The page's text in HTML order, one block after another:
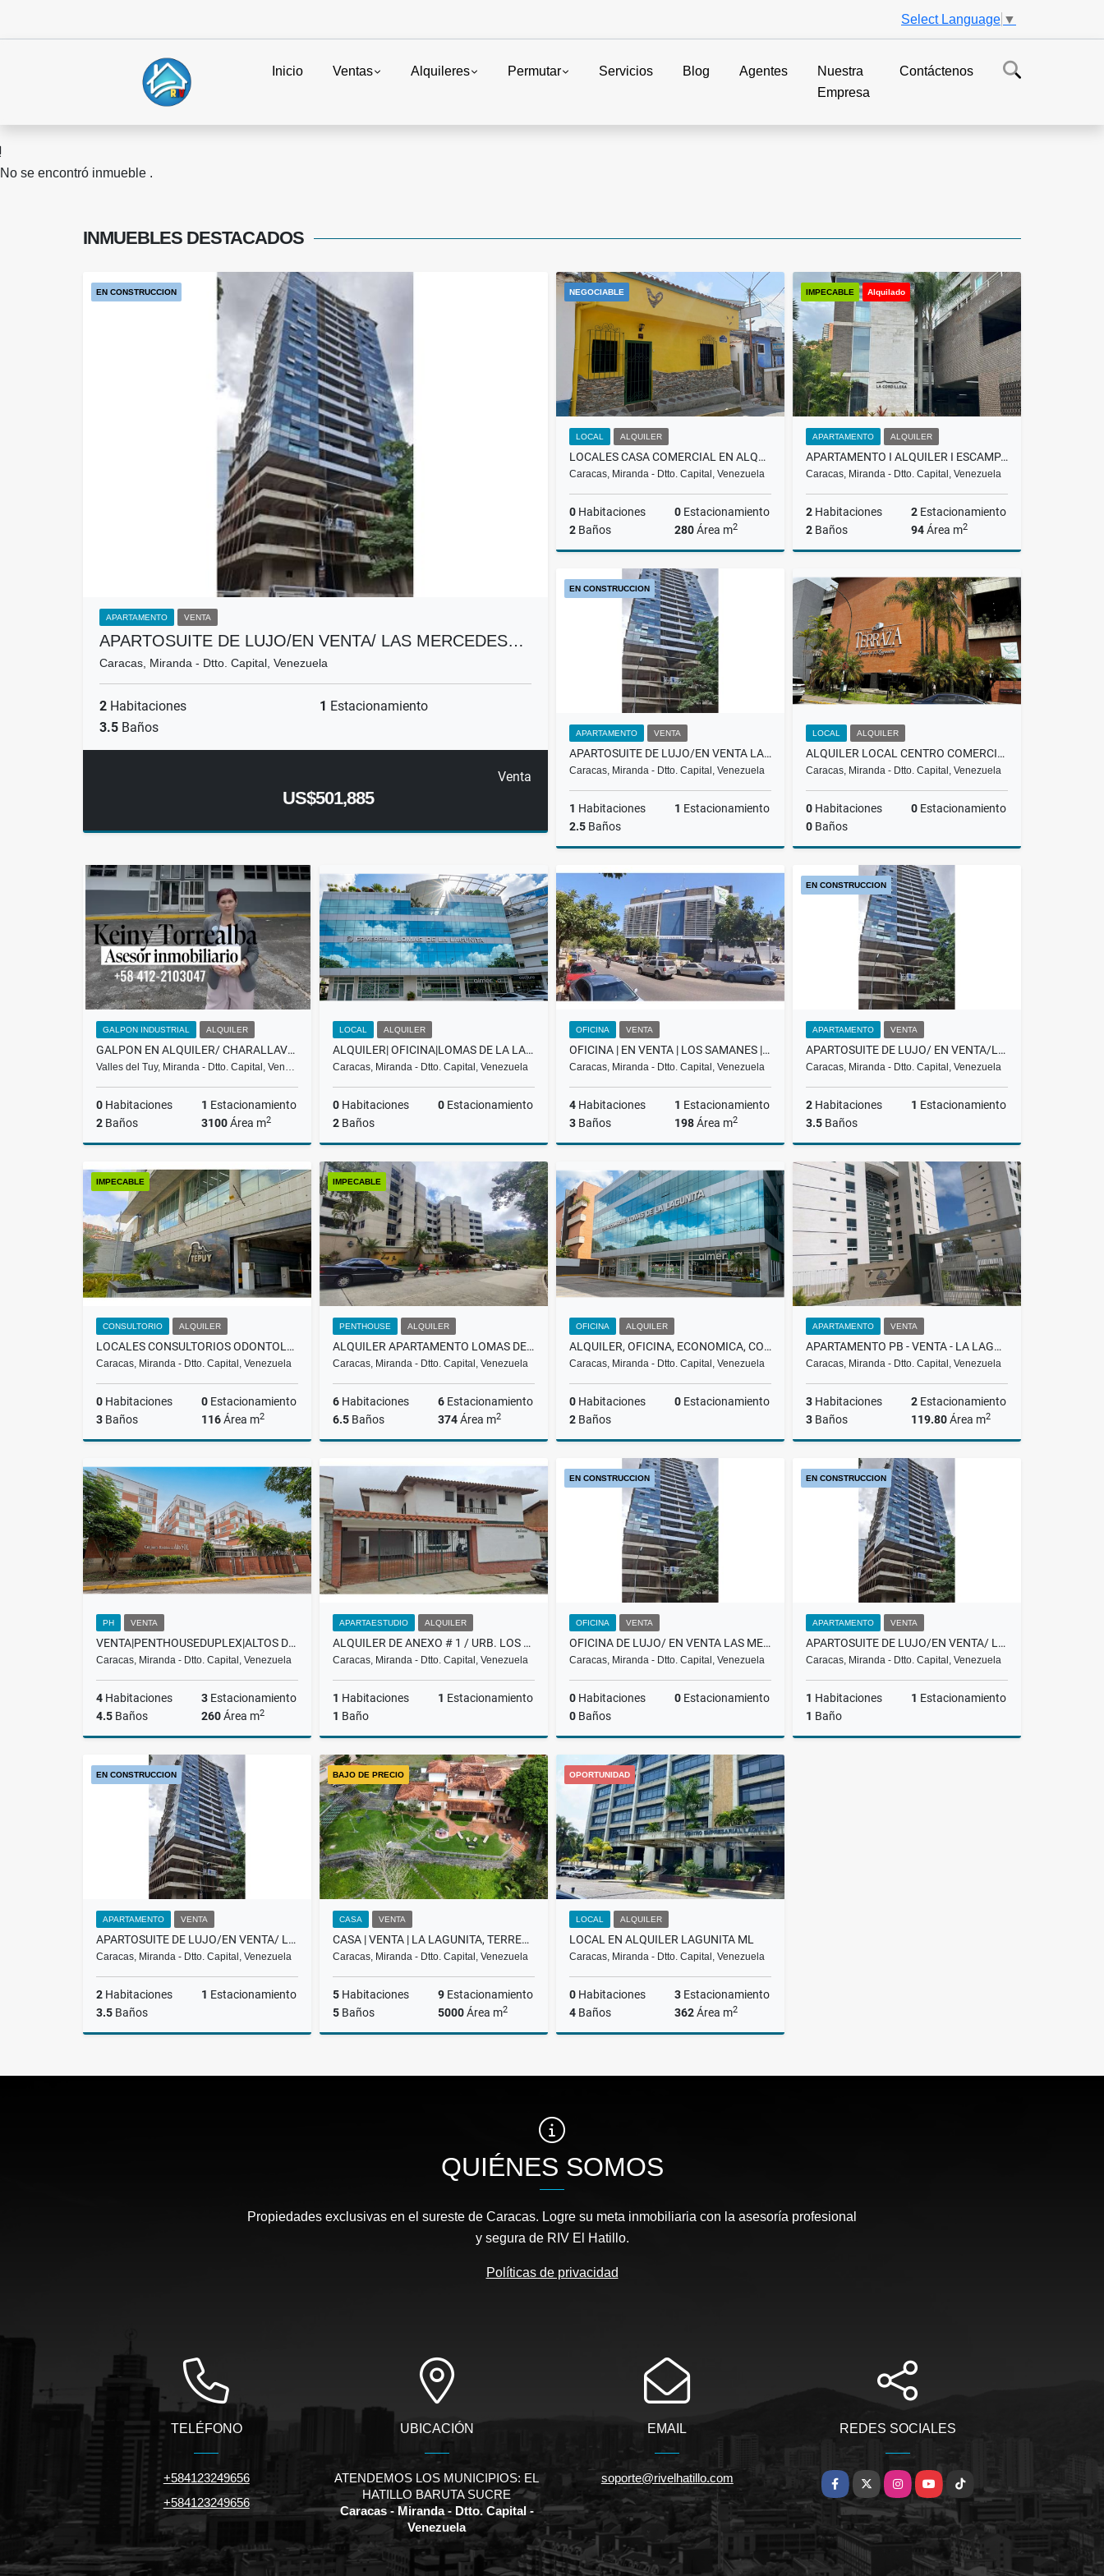
Select Language ▼
Inicio Ventas Alquileres Permutar Servicios Blog Agentes
Nuestra
Empresa
Contáctenos
No se encontró inmueble .
INMUEBLES DESTACADOS
EN CONSTRUCCION
APARTAMENTO VENTA
APARTOSUITE DE LUJO/EN VENTA/ LAS MERCEDES…
Caracas, Miranda - Dtto. Capital, Venezuela
2 Habitaciones 1 Estacionamiento
3.5 Baños
Venta
US$501,885
NEGOCIABLE
LOCAL ALQUILER
LOCALES CASA COMERCIAL EN ALQUILER EN EL HATILLO RH
Caracas, Miranda - Dtto. Capital, Venezuela
0 Habitaciones 0 Estacionamiento
2 Baños 280Área m2
US$1,000
IMPECABLE Alquilado
APARTAMENTO ALQUILER
APARTAMENTO I ALQUILER I ESCAMPADERO I BARUTA I 1.100 I CP
Caracas, Miranda - Dtto. Capital, Venezuela
2 Habitaciones 2 Estacionamiento
2 Baños 94Área m2
Alquiler
US$1,100
EN CONSTRUCCION
APARTAMENTO VENTA
APARTOSUITE DE LUJO/EN VENTA LAS MERCEDES/POMENADE/ T9 / PP
Caracas, Miranda - Dtto. Capital, Venezuela
1 Habitaciones 1 Estacionamiento
2.5 Baños
Venta
US$362,420
LOCAL ALQUILER
ALQUILER LOCAL CENTRO COMERCIAL TERRAZAS , LA LAGUNITA
Caracas, Miranda - Dtto. Capital, Venezuela
0 Habitaciones 0 Estacionamiento
0 Baños
US$350
GALPON INDUSTRIAL ALQUILER
GALPON EN ALQUILER/ CHARALLAVE/MUNICIPIO URDANETA Y CRISTOBAL ROJAS
Valles del Tuy, Miranda - Dtto. Capital, Ven…
0 Habitaciones 1 Estacionamiento
2 Baños 3100Área m2
Alquiler
US$6,200
LOCAL ALQUILER
ALQUILER| OFICINA|LOMAS DE LA LAGUNITA| EL HATILLO |LA LAGUNITA
Caracas, Miranda - Dtto. Capital, Venezuela
0 Habitaciones 0 Estacionamiento
2 Baños
Alquiler
US$235
OFICINA VENTA
OFICINA | EN VENTA | LOS SAMANES | | 200.000$ | CC LOS SAMANES BAA
Caracas, Miranda - Dtto. Capital, Venezuela
4 Habitaciones 1 Estacionamiento
3 Baños 198Área m2
Venta
US$200,000
EN CONSTRUCCION
APARTAMENTO VENTA
APARTOSUITE DE LUJO/ EN VENTA/LAS MERCEDES/PROMENADE / T1 / PP
Caracas, Miranda - Dtto. Capital, Venezuela
2 Habitaciones 1 Estacionamiento
3.5 Baños
Venta
US$501,885
IMPECABLE
CONSULTORIO ALQUILER
LOCALES CONSULTORIOS ODONTOLOGICOS EN ALQUILER LA TRINIDAD/CCS RH
Caracas, Miranda - Dtto. Capital, Venezuela
0 Habitaciones 0 Estacionamiento
3 Baños 116Área m2
Alquiler
US$400
IMPECABLE
PENTHOUSE ALQUILER
ALQUILER APARTAMENTO LOMAS DE LA LAGUNITA, EL HATILLO, LMAW 002-25
Caracas, Miranda - Dtto. Capital, Venezuela
6 Habitaciones 6 Estacionamiento
6.5 Baños 374Área m2
Alquiler
US$2,000
OFICINA ALQUILER
ALQUILER, OFICINA, ECONOMICA, COWORKING| EL HATILLO, LA LAGUNITA, 200$
Caracas, Miranda - Dtto. Capital, Venezuela
0 Habitaciones 0 Estacionamiento
2 Baños
US$200
APARTAMENTO VENTA
APARTAMENTO PB - VENTA - LA LAGUNITA - LOMS
Caracas, Miranda - Dtto. Capital, Venezuela
3 Habitaciones 2 Estacionamiento
3 Baños 119.80Área m2
US$232,790
PH VENTA
VENTA|PENTHOUSEDUPLEX|ALTOS DE VLLANUEVA|EL HATILLO $ 260.000
Caracas, Miranda - Dtto. Capital, Venezuela
4 Habitaciones 3 Estacionamiento
4.5 Baños 260Área m2
US$260,000
APARTAESTUDIO ALQUILER
ALQUILER DE ANEXO # 1 / URB. LOS NARANJOS / EL HATILLO / PP
Caracas, Miranda - Dtto. Capital, Venezuela
1 Habitaciones 1 Estacionamiento
1 Baño
Alquiler
US$350
EN CONSTRUCCION
OFICINA VENTA
OFICINA DE LUJO/ EN VENTA LAS MERCEDES/TORRE PROMENADE-T-2 / PP
Caracas, Miranda - Dtto. Capital, Venezuela
0 Habitaciones 0 Estacionamiento
0 Baños
Venta
US$221,900
EN CONSTRUCCION
APARTAMENTO VENTA
APARTOSUITE DE LUJO/EN VENTA/ LAS MERCEDES /PROMENADE/ T-3 / SL
Caracas, Miranda - Dtto. Capital, Venezuela
1 Habitaciones 1 Estacionamiento
1 Baño
EN CONSTRUCCION
APARTAMENTO VENTA
APARTOSUITE DE LUJO/EN VENTA/ LAS MERCEDES /PROMENADE/ T-2 / SL
Caracas, Miranda - Dtto. Capital, Venezuela
2 Habitaciones 1 Estacionamiento
3.5 Baños
US$553,720
BAJO DE PRECIO
CASA VENTA
CASA | VENTA | LA LAGUNITA, TERRENO 5.000 MTS 2 PARCELAS | BGC-014-25
Caracas, Miranda - Dtto. Capital, Venezuela
5 Habitaciones 9 Estacionamiento
5 Baños 5000Área m2
US$680,000
OPORTUNIDAD
LOCAL ALQUILER
LOCAL EN ALQUILER LAGUNITA ML
Caracas, Miranda - Dtto. Capital, Venezuela
0 Habitaciones 3 Estacionamiento
4 Baños 362Área m2
US$2,500
QUIÉNES SOMOS
Propiedades exclusivas en el sureste de Caracas. Logre su meta inmobiliaria con la asesoría profesional
y segura de RIV El Hatillo.
Políticas de privacidad
TELÉFONO
+584123249656
+584123249656
UBICACIÓN
ATENDEMOS LOS MUNICIPIOS: EL
HATILLO BARUTA SUCRE
Caracas - Miranda - Dtto. Capital -
Venezuela
EMAIL
soporte@rivelhatillo.com
REDES SOCIALES
Facebook
X InstagramYouTubeTikTok